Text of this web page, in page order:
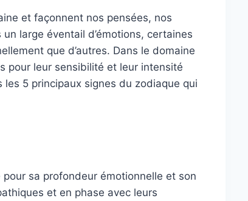
et façonnent nos pensées, nos
large éventail d’émotions, certaines
que d’autres. Dans le domaine
pour leur sensibilité et leur intensité
5 principaux signes du zodiaque qui
pour sa profondeur émotionnelle et son
et en phase avec leurs